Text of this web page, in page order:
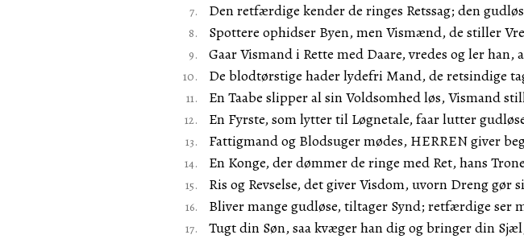
Den retfærdige kender de ringes Retssag; den
Spottere ophidser Byen, men Vismænd, de stiller
Gaar Vismand i Rette med Daare, vredes og ler han,
De blodtørstige hader lydefri Mand, de retsindige
En Taabe slipper al sin Voldsomhed løs, Vismand
En Fyrste, som lytter til Løgnetale, faar lutter
Fattigmand og Blodsuger mødes, HERREN giver
En Konge, der dømmer de ringe med Ret, hans
Ris og Revselse, det giver Visdom, uvorn Dreng gør
Bliver mange gudløse, tiltager Synd; retfærdige ser
Tugt din Søn, saa kvæger han dig og bringer din